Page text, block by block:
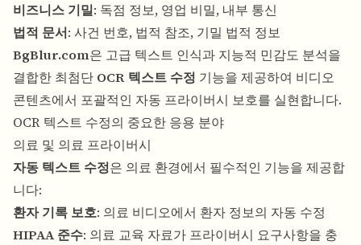
비즈니스 기밀: 독점 정보, 영업 비밀, 내부 통신
법적 문서: 사건 번호, 법적 참조, 기밀 법적 정보
BgBlur.com은 고급 텍스트 인식과 지능적 민감도 분석을
결합한 최첨단 OCR 텍스트 수정 기능을 제공하여 비디오
콘텐츠에서 포괄적인 자동 프라이버시 보호를 실현합니다.
OCR 텍스트 수정의 중요한 응용 분야
의료 및 의료 프라이버시
자동 텍스트 수정은 의료 환경에서 필수적인 기능을 제공합
니다:
환자 기록 보호: 의료 비디오에서 환자 정보의 자동 수정
HIPAA 준수: 의료 교육 자료가 프라이버시 요구사항을 충